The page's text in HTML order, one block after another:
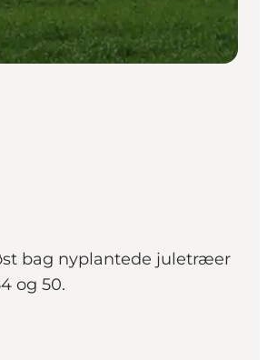
bag nyplantede juletræer
og 50.